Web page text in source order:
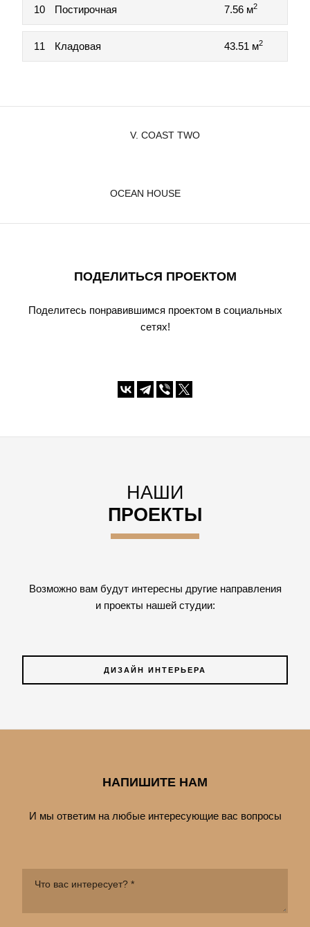
10 Постирочная 7.56 м2
11 Кладовая 43.51 м2
V. COAST TWO
OCEAN HOUSE
ПОДЕЛИТЬСЯ ПРОЕКТОМ
Поделитесь понравившимся проектом в социальных
сетях!
НАШИ
ПРОЕКТЫ
Возможно вам будут интересны другие направления
и проекты нашей студии:
ДИЗАЙН ИНТЕРЬЕРА
НАПИШИТЕ НАМ
И мы ответим на любые интересующие вас вопросы